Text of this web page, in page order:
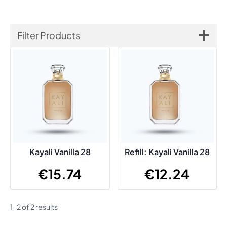
Filter Products
Kayali Vanilla 28
€15.74
Refill: Kayali Vanilla 28
€12.24
1-2 of 2 results